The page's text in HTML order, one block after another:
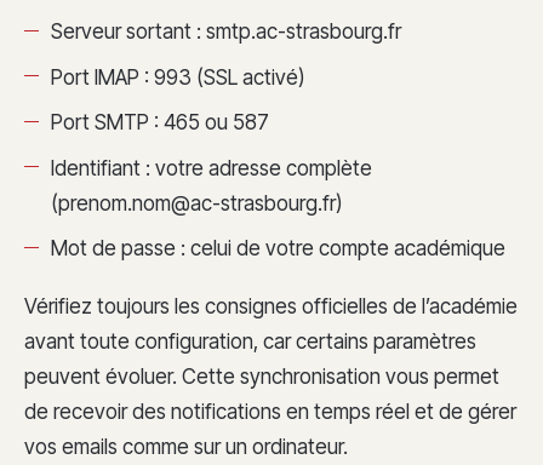
Serveur sortant : smtp.ac-strasbourg.fr
Port IMAP : 993 (SSL activé)
Port SMTP : 465 ou 587
Identifiant : votre adresse complète
(prenom.nom@ac-strasbourg.fr)
Mot de passe : celui de votre compte académique
Vérifiez toujours les consignes officielles de l’académie
avant toute configuration, car certains paramètres
peuvent évoluer. Cette synchronisation vous permet
de recevoir des notifications en temps réel et de gérer
vos emails comme sur un ordinateur.